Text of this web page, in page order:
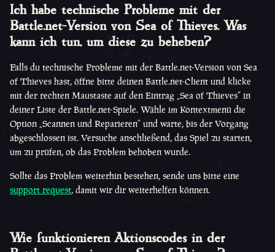
Ich habe technische Probleme mit der
Battle.net-Version von Sea of Thieves. Was
kann ich tun, um diese zu beheben?
Falls du technische Probleme mit der Battle.net-Version von Sea
of Thieves hast, öffne bitte deinen Battle.net-Client und klicke
mit der rechten Maustaste auf den Eintrag „Sea of Thieves“ in
deiner Liste der Battle.net-Spiele. Wähle im Kontextmenü die
Option „Scannen und Reparieren“ und warte, bis der Vorgang
abgeschlossen ist. Versuche anschließend, das Spiel zu starten,
um zu prüfen, ob das Problem behoben wurde.
Sollte das Problem weiterhin bestehen, sende uns bitte eine
support request, damit wir dir weiterhelfen können.
Wie funktionieren Aktionscodes in der